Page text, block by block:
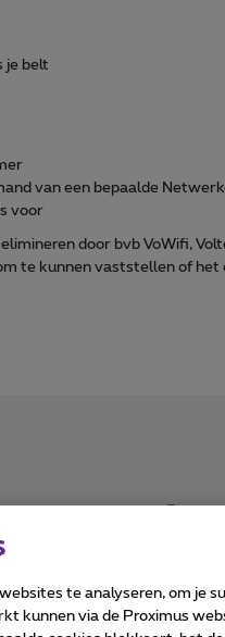
je belt
van een bepaalde
voor
door bvb VoWifi,
te kunnen vaststellen of het
te analyseren, om je
kunnen via de Proximus